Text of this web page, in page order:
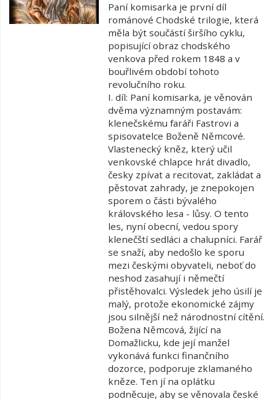
Paní komisarka je první díl
románové Chodské trilogie, která
měla být součástí širšího cyklu,
popisující obraz chodského
venkova před rokem 1848 a v
bouřlivém období tohoto
revolučního roku.
I. díl: Paní komisarka, je věnován
dvěma významným postavám:
klenečskému faráři Fastrovi a
spisovatelce Boženě Němcové.
Vlastenecký kněz, který učil
venkovské chlapce hrát divadlo,
česky zpívat a recitovat, zakládat a
pěstovat zahrady, je znepokojen
sporem o části bývalého
královského lesa - lůsy. O tento
les, nyní obecní, vedou spory
klenečští sedláci a chalupníci. Farář
se snaží, aby nedošlo ke sporu
mezi českými obyvateli, neboť do
neshod zasahují i němečtí
přistěhovalci. Výsledek jeho úsilí je
malý, protože ekonomické zájmy
jsou silnější než národnostní cítění.
Božena Němcová, žijící na
Domažlicku, kde její manžel
vykonává funkci finančního
dozorce, podporuje zklamaného
kněze. Ten jí na oplátku
podněcuje, aby se věnovala české